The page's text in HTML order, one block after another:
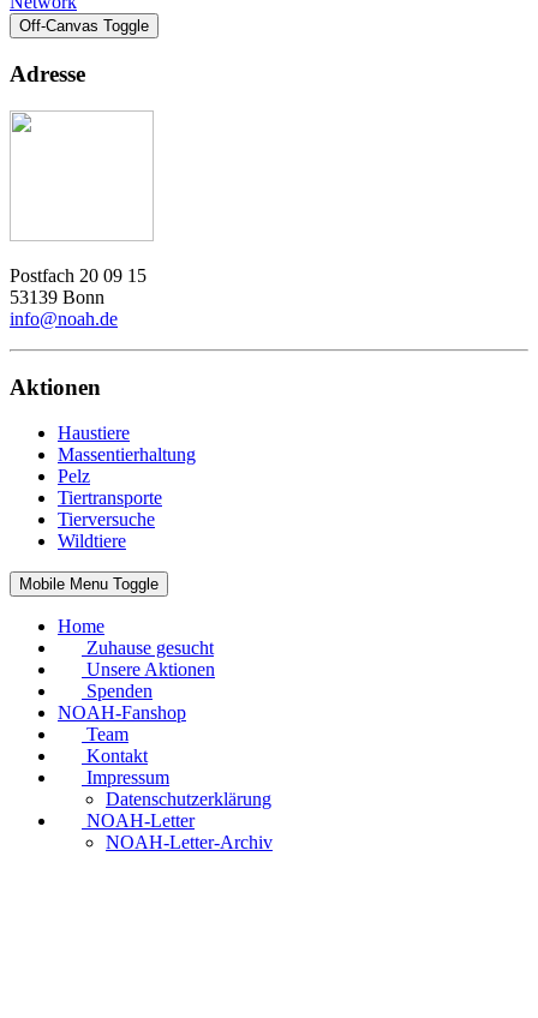
Off-Canvas Toggle
Adresse
Postfach 20 09 15
53139 Bonn
info@noah.de
Aktionen
Haustiere
Massentierhaltung
Pelz
Tiertransporte
Tierversuche
Wildtiere
Mobile Menu Toggle
Home
Zuhause gesucht
Unsere Aktionen
Spenden
NOAH-Fanshop
Team
Kontakt
Impressum
Datenschutzerklärung
NOAH-Letter
NOAH-Letter-Archiv